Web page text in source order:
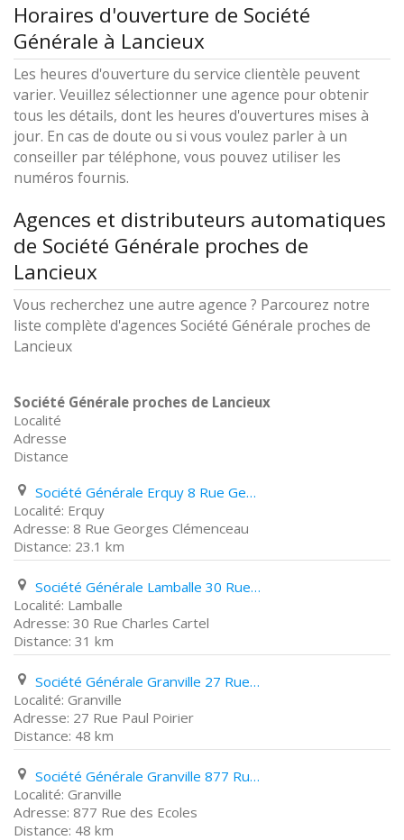
Horaires d'ouverture de Société
Générale à Lancieux
Les heures d'ouverture du service clientèle peuvent
varier. Veuillez sélectionner une agence pour obtenir
tous les détails, dont les heures d'ouvertures mises à
jour. En cas de doute ou si vous voulez parler à un
conseiller par téléphone, vous pouvez utiliser les
numéros fournis.
Agences et distributeurs automatiques
de Société Générale proches de
Lancieux
Vous recherchez une autre agence ? Parcourez notre
liste complète d'agences Société Générale proches de
Lancieux
Société Générale proches de Lancieux
Localité
Adresse
Distance
Société Générale Erquy 8 Rue Georges Clémenceau
Erquy
8 Rue Georges Clémenceau
23.1 km
Société Générale Lamballe 30 Rue Charles Cartel
Lamballe
30 Rue Charles Cartel
31 km
Société Générale Granville 27 Rue Paul Poirier
Granville
27 Rue Paul Poirier
48 km
Société Générale Granville 877 Rue des Ecoles
Granville
877 Rue des Ecoles
48 km